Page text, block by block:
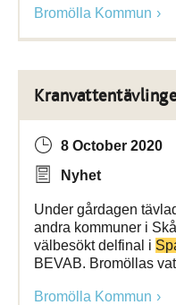
Bromölla Kommun
8 October 2020
Nyhet
Under gårdagen
andra kommuner i
välbesökt delfinal i
BEVAB. Bromöllas
Bromölla Kommun